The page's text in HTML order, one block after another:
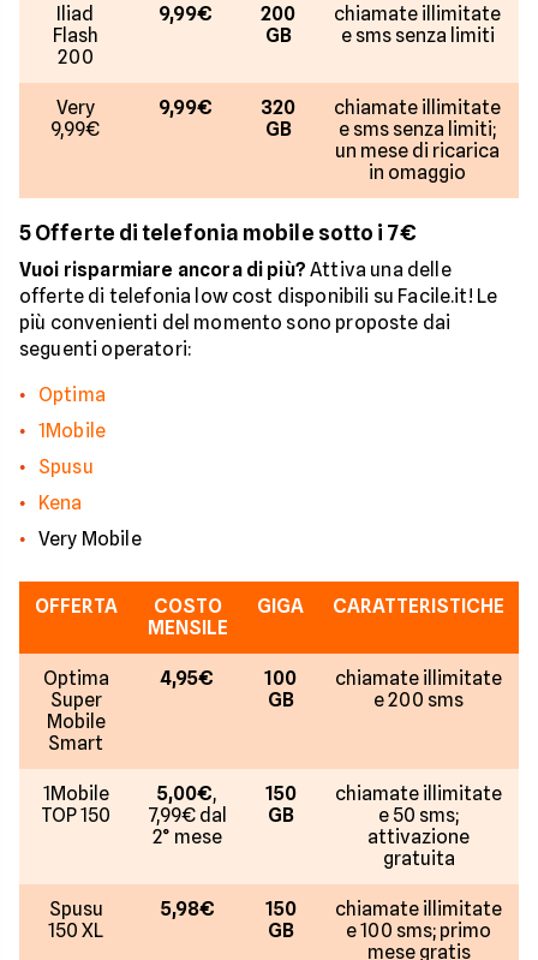
Iliad
Flash
200
9,99€
200
GB
chiamate illimitate
e sms senza limiti
Very
9,99€
9,99€
320
GB
chiamate illimitate
e sms senza limiti;
un mese di ricarica
in omaggio
5 Offerte di telefonia mobile sotto i 7€
Vuoi risparmiare ancora di più? Attiva una delle
offerte di telefonia low cost disponibili su Facile.it! Le
più convenienti del momento sono proposte dai
seguenti operatori:
Optima
1Mobile
Spusu
Kena
Very Mobile
OFFERTA
COSTO
MENSILE
GIGA CARATTERISTICHE
Optima
Super
Mobile
Smart
4,95€
100
GB
chiamate illimitate
e 200 sms
1Mobile
TOP 150
5,00€,
7,99€ dal
2° mese
150
GB
chiamate illimitate
e 50 sms;
attivazione
gratuita
Spusu
150 XL
5,98€
150
GB
chiamate illimitate
e 100 sms; primo
mese gratis